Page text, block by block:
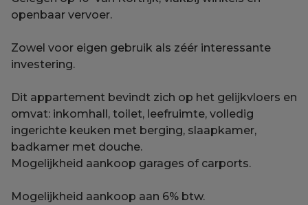
openbaar vervoer.
Zowel voor eigen gebruik als zéér interessante
investering.
Dit appartement bevindt zich op het gelijkvloers en
omvat: inkomhall, toilet, leefruimte, volledig
ingerichte keuken met berging, slaapkamer,
badkamer met douche.
Mogelijkheid aankoop garages of carports.
Mogelijkheid aankoop aan 6% btw.